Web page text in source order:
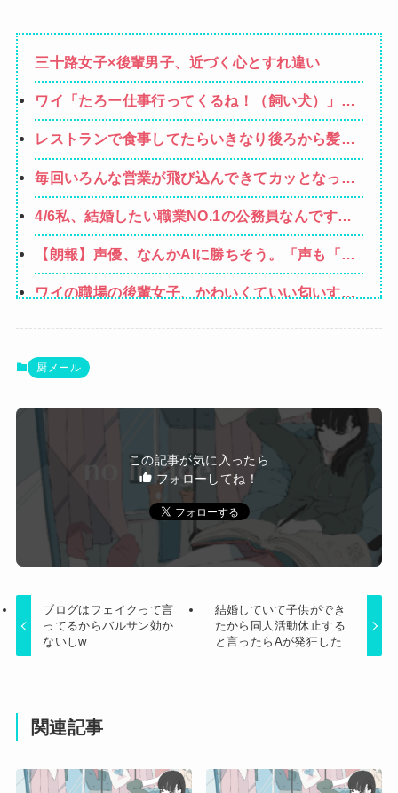
三十路女子×後輩男子、近づく心とすれ違い
ワイ「たろー仕事行ってくるね！（飼い犬）」犬
「…？（ぷい」
レストランで食事してたらいきなり後ろから髪を
引っ張られ、子供が悪戯してるのかと思い注意し
ようと振り向こうとしたら耳元でハサミの音がし
た！妙に頭が軽くなったと思ったら…
毎回いろんな営業が飛び込んできてカッとなった
業者「うちで飼ってる犬の散歩でも行きやが
れ！」私「いいんですか！」→ すると・・・
4/6私、結婚したい職業NO.1の公務員なんですけ
ど、嫁が子供連れて家出した。全く理由は思いつ
かないけど強いてあげるとすれば母のせいかもし
れない。嫁のせいでアトピー悪化しそう→
【朗報】声優、なんかAIに勝ちそう。「声も「人
格の象徴」明記、法務省」
ワイの職場の後輩女子、かわいくていい匂いする
【動画】福岡の電車、複数の駅で「チンポッ❤」
ホリエモン「面接でさ、納豆パックの薄いフィル
女性「レイプされました」検事「嘘では？」女性
「傷ついたので訴えます」
立ち食いそばどこのが好き？ 狭山そば、富士そ
ば、ゆで太郎、小諸そば、箱根そば、しぶそば、
梅もと、いろり庵
Powered by livedoor 相互RSS
厨メール
この記事が気に入ったら
フォローしてね！
ブログはフェイクって言
ってるからバルサン効か
ないしw
結婚していて子供ができ
たから同人活動休止する
と言ったらAが発狂した
関連記事